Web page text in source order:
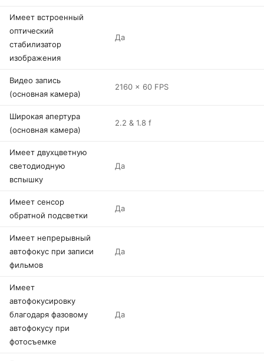
Имеет встроенный
оптический
стабилизатор
изображения
Да
Видео запись
(основная камера)
2160 x 60 FPS
Широкая апертура
(основная камера)
2.2 & 1.8 f
Имеет двухцветную
светодиодную
вспышку
Да
Имеет сенсор
обратной подсветки
Да
Имеет непрерывный
автофокус при записи
фильмов
Да
Имеет
автофокусировку
благодаря фазовому
автофокусу при
фотосъемке
Да